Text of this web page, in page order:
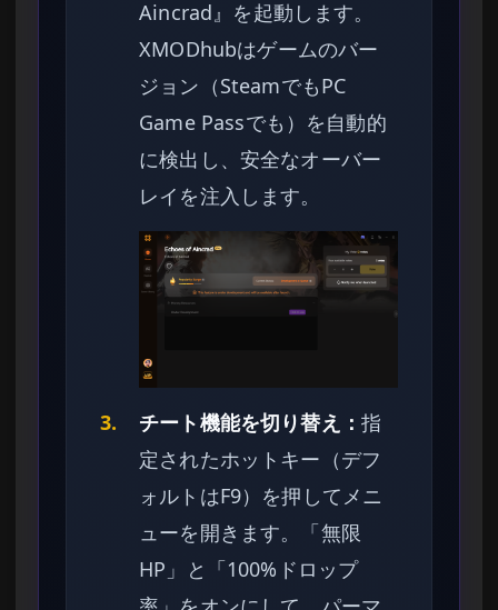
Aincrad』を起動します。
XMODhubはゲームのバー
ジョン（SteamでもPC
Game Passでも）を自動的
に検出し、安全なオーバー
レイを注入します。
3. チート機能を切り替え： 指
定されたホットキー（デフ
ォルトはF9）を押してメニ
ューを開きます。「無限
HP」と「100%ドロップ